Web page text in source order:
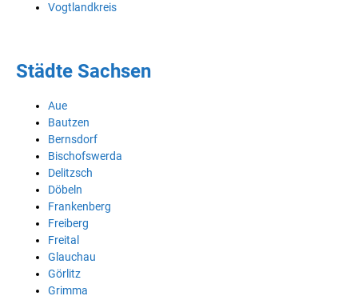
Vogtlandkreis
Städte Sachsen
Aue
Bautzen
Bernsdorf
Bischofswerda
Delitzsch
Döbeln
Frankenberg
Freiberg
Freital
Glauchau
Görlitz
Grimma